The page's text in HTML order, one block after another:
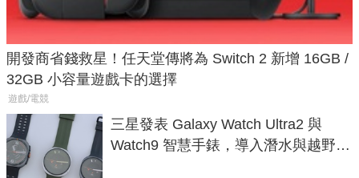
開發商省錢救星！任天堂傳將為 Switch 2 新增 16GB /
32GB 小容量遊戲卡的選擇
遊戲/電競
三星發表 Galaxy Watch Ultra2 與
Watch9 智慧手錶，導入潛水與越野跑